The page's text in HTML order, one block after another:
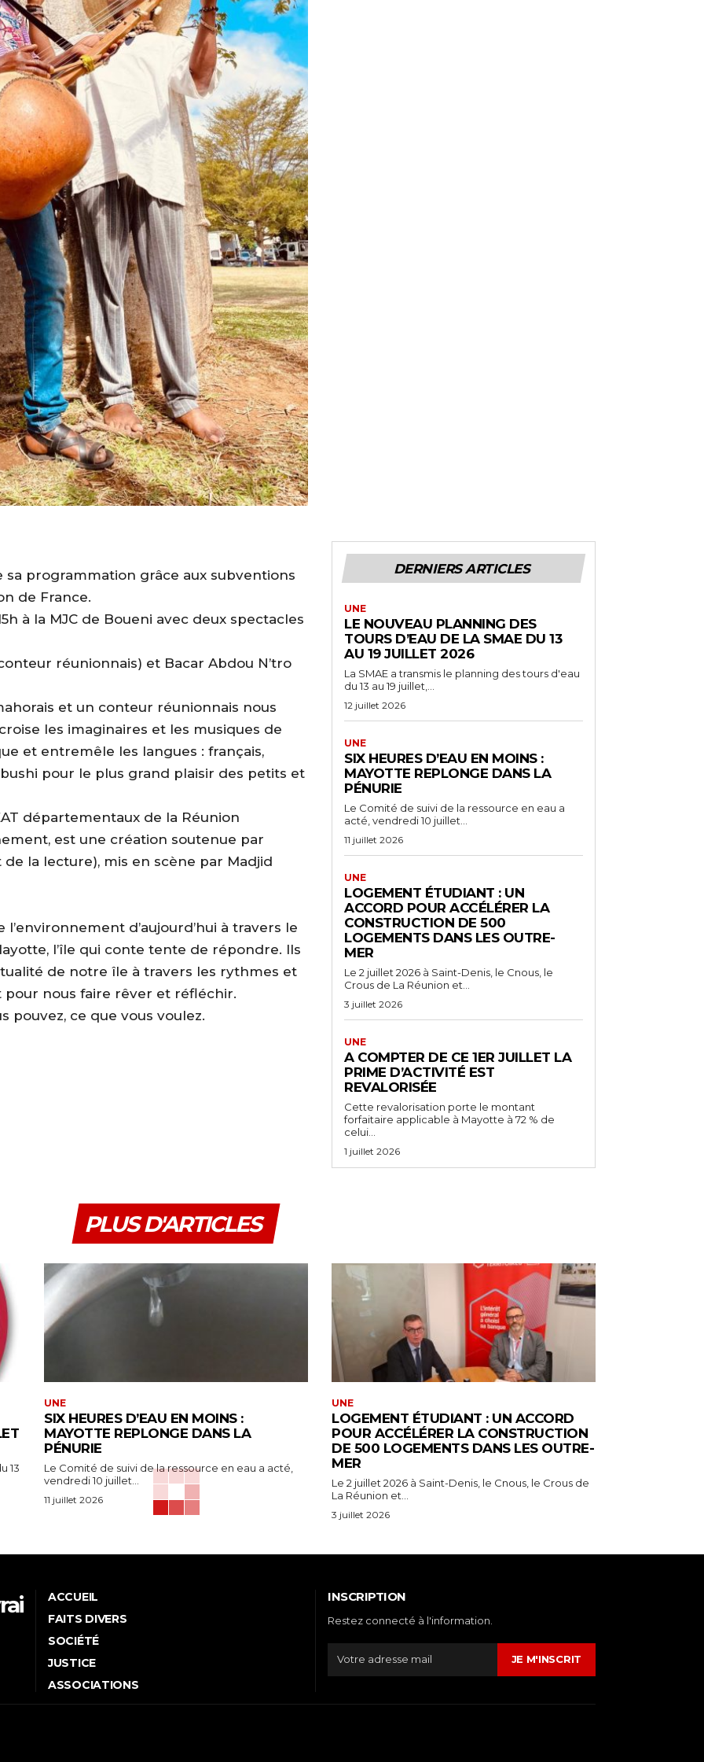
sa programmation grâce aux subventions
de France.
à la MJC de Boueni avec deux spectacles
réunionnais) et Bacar Abdou N’tro
et un conteur réunionnais nous
les imaginaires et les musiques de
et entremêle les langues : français,
pour le plus grand plaisir des petits et
départementaux de la Réunion
est une création soutenue par
la lecture), mis en scène par Madjid
d’aujourd’hui à travers le
l’île qui conte tente de répondre. Ils
de notre île à travers les rythmes et
nous faire rêver et réfléchir.
pouvez, ce que vous voulez.
DERNIERS ARTICLES
UNE
LE NOUVEAU PLANNING DES
TOURS D’EAU DE LA SMAE DU 13
AU 19 JUILLET 2026
La SMAE a transmis le planning des tours d'eau
du 13 au 19 juillet,...
12 juillet 2026
UNE
SIX HEURES D’EAU EN MOINS :
MAYOTTE REPLONGE DANS LA
PÉNURIE
Le Comité de suivi de la ressource en eau a
acté, vendredi 10 juillet...
11 juillet 2026
UNE
LOGEMENT ÉTUDIANT : UN
ACCORD POUR ACCÉLÉRER LA
CONSTRUCTION DE 500
LOGEMENTS DANS LES OUTRE-
MER
Le 2 juillet 2026 à Saint-Denis, le Cnous, le
Crous de La Réunion et...
3 juillet 2026
UNE
A COMPTER DE CE 1ER JUILLET LA
PRIME D’ACTIVITÉ EST
REVALORISÉE
Cette revalorisation porte le montant
forfaitaire applicable à Mayotte à 72 % de
celui...
1 juillet 2026
PLUS D'ARTICLES
13
UNE
SIX HEURES D’EAU EN MOINS :
MAYOTTE REPLONGE DANS LA
PÉNURIE
Le Comité de suivi de la ressource en eau a acté,
vendredi 10 juillet...
11 juillet 2026
UNE
LOGEMENT ÉTUDIANT : UN ACCORD
POUR ACCÉLÉRER LA CONSTRUCTION
DE 500 LOGEMENTS DANS LES OUTRE-
MER
Le 2 juillet 2026 à Saint-Denis, le Cnous, le Crous de
La Réunion et...
3 juillet 2026